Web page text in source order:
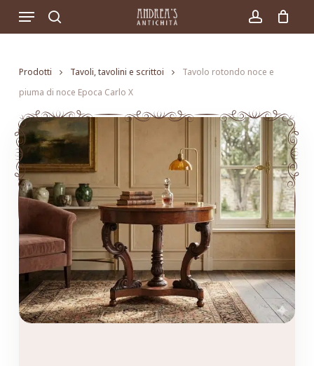
search account
Menu
Prodotti Tavoli, tavolini e scrittoi
Tavolo rotondo noce e
piuma di noce Epoca Carlo X